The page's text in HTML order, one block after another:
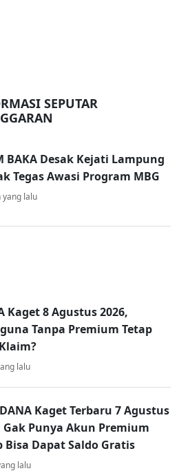
SEPUTAR
BAKA Desak Kejati Lampung
Tegas Awasi Program MBG
yang lalu
Kaget 8 Agustus 2026,
Tanpa Premium Tetap
lalu
Kaget Terbaru 7 Agustus
Gak Punya Akun Premium
Bisa Dapat Saldo Gratis
lalu